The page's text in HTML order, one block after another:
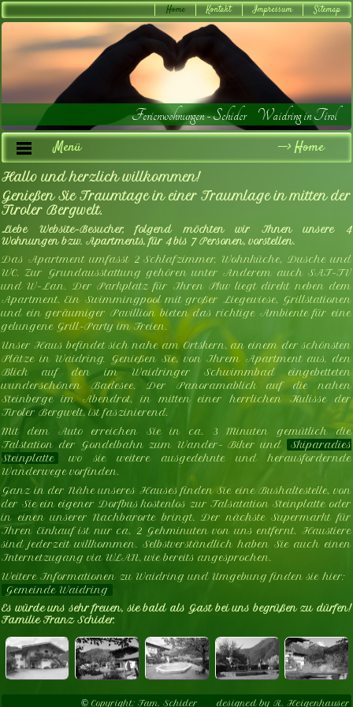
Home Kontakt Impressum Sitemap
Ferienwohnungen - Schider Waidring in Tirol
Menü --> Home
Wohnung 1
Wohnung 3
Wohnung 4
Preise
Anfahrt
Hallo und herzlich willkommen!
Genießen Sie Traumtage in einer Traumlage in mitten der
Tiroler Bergwelt.
Liebe Website-Besucher, folgend möchten wir Ihnen unsere 4
Wohnungen bzw. Apartments, für 4 bis 7 Personen, vorstellen.
Das Apartment umfasst 2 Schlafzimmer, Wohnküche, Dusche und
WC. Zur Grundausstattung gehören unter Anderem auch SAT-TV
und W-Lan. Der Parkplatz für Ihren Pkw liegt direkt neben dem
Apartment. Ein Swimmingpool mit großer Liegewiese, Grillstationen
und ein geräumiger Pavillion bieten das richtige Ambiente für eine
gelungene Grill-Party im Freien.
Unser Haus befindet sich nahe am Ortskern, an einem der schönsten
Plätze in Waidring. Genießen Sie, von Ihrem Apartment aus, den
Blick auf den im Waidringer Schwimmbad eingebetteten
wunderschönen Badesee. Der Panoramablick auf die nahen
Steinberge im Abendrot, in mitten einer herrlichen Kulisse der
Tiroler Bergwelt, ist faszinierend.
Mit dem Auto erreichen Sie in ca. 3 Minuten gemütlich die
Talstation der Gondelbahn zum Wander- Biker und
Skiparadies
Steinplatte
wo sie weitere ausgedehnte und herausfordernde
Wanderwege vorfinden.
Ganz in der Nähe unseres Hauses finden Sie eine Bushaltestelle, von
der Sie ein eigener Dorfbus kostenlos zur Talsatation Steinplatte oder
in einen unserer Nachbarorte bringt. Der nächste Supermarkt für
Ihren Einkauf ist nur ca. 2 Gehminuten von uns entfernt. Haustiere
sind jederzeit willkommen. Selbstverständlich haben Sie auch einen
Internetzugang via WLAN, wie bereits angesprochen.
Weitere Informationen zu Waidring und Umgebung finden sie hier:
Gemeinde Waidring
Es würde uns sehr freuen, sie bald als Gast bei uns begrüßen zu dürfen!
Familie Franz Schider.
© Copyright: Fam. Schider designed by R. Heigenhauser